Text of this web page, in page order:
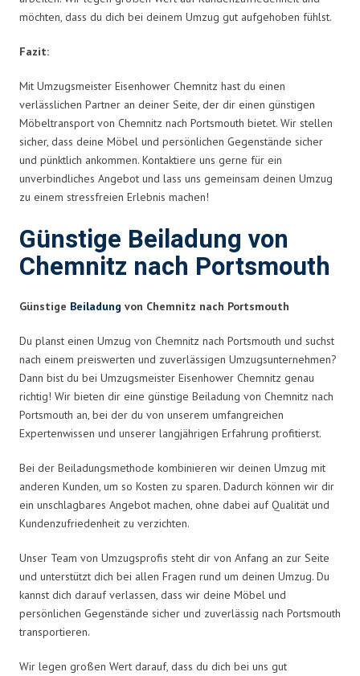
möchten, dass du dich bei deinem Umzug gut aufgehoben fühlst.
Fazit:
Mit Umzugsmeister Eisenhower Chemnitz hast du einen
verlässlichen Partner an deiner Seite, der dir einen günstigen
Möbeltransport von Chemnitz nach Portsmouth bietet. Wir stellen
sicher, dass deine Möbel und persönlichen Gegenstände sicher
und pünktlich ankommen. Kontaktiere uns gerne für ein
unverbindliches Angebot und lass uns gemeinsam deinen Umzug
zu einem stressfreien Erlebnis machen!
Günstige Beiladung von
Chemnitz nach Portsmouth
Günstige Beiladung von Chemnitz nach Portsmouth
Du planst einen Umzug von Chemnitz nach Portsmouth und suchst
nach einem preiswerten und zuverlässigen Umzugsunternehmen?
Dann bist du bei Umzugsmeister Eisenhower Chemnitz genau
richtig! Wir bieten dir eine günstige Beiladung von Chemnitz nach
Portsmouth an, bei der du von unserem umfangreichen
Expertenwissen und unserer langjährigen Erfahrung profitierst.
Bei der Beiladungsmethode kombinieren wir deinen Umzug mit
anderen Kunden, um so Kosten zu sparen. Dadurch können wir dir
ein unschlagbares Angebot machen, ohne dabei auf Qualität und
Kundenzufriedenheit zu verzichten.
Unser Team von Umzugsprofis steht dir von Anfang an zur Seite
und unterstützt dich bei allen Fragen rund um deinen Umzug. Du
kannst dich darauf verlassen, dass wir deine Möbel und
persönlichen Gegenstände sicher und zuverlässig nach Portsmouth
transportieren.
Wir legen großen Wert darauf, dass du dich bei uns gut